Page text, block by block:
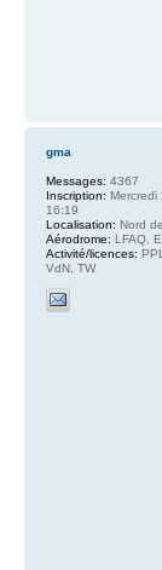
gma
Messages: 4367
Inscription: Mercredi
16:19
Localisation: Nord
Aérodrome: LFAQ,
Activité/licences:
VdN, TW